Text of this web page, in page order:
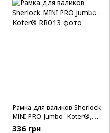
Рамка для валиков Sherlock
MINI PRO Jumbo-Koter®,
4½'(11,5см), 30см
336 грн